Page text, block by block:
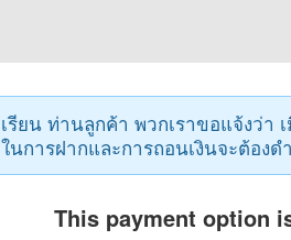
เรียน ท่านลูกค้า พวกเราขอแจ้งว่า
ในการฝากและการถอนเงินจะต้อง
This payment option